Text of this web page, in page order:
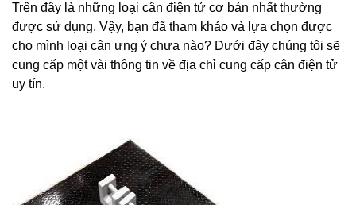
Trên đây là những loại cân điện tử cơ bản nhất thường
được sử dụng. Vậy, bạn đã tham khảo và lựa chọn được
cho mình loại cân ưng ý chưa nào? Dưới đây chúng tôi sẽ
cung cấp một vài thông tin về địa chỉ cung cấp cân điện tử
uy tín.